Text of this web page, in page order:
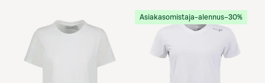
Asiakasomistaja-alennus−30%